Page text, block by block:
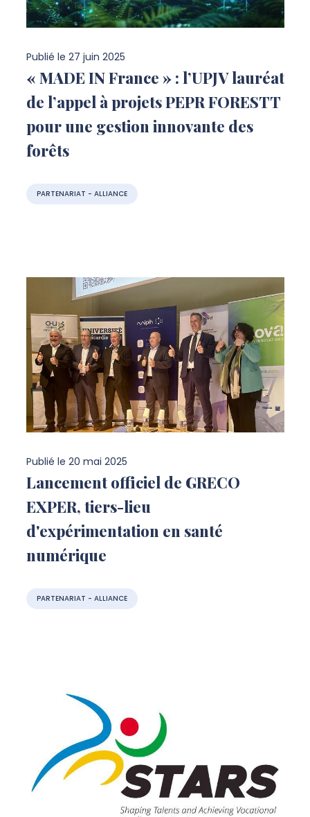
Publié le 27 juin 2025
« MADE IN France » : l’UPJV lauréat
de l’appel à projets PEPR FORESTT
pour une gestion innovante des
forêts
PARTENARIAT - ALLIANCE
Publié le 20 mai 2025
Lancement officiel de GRECO
EXPER, tiers-lieu
d'expérimentation en santé
numérique
PARTENARIAT - ALLIANCE